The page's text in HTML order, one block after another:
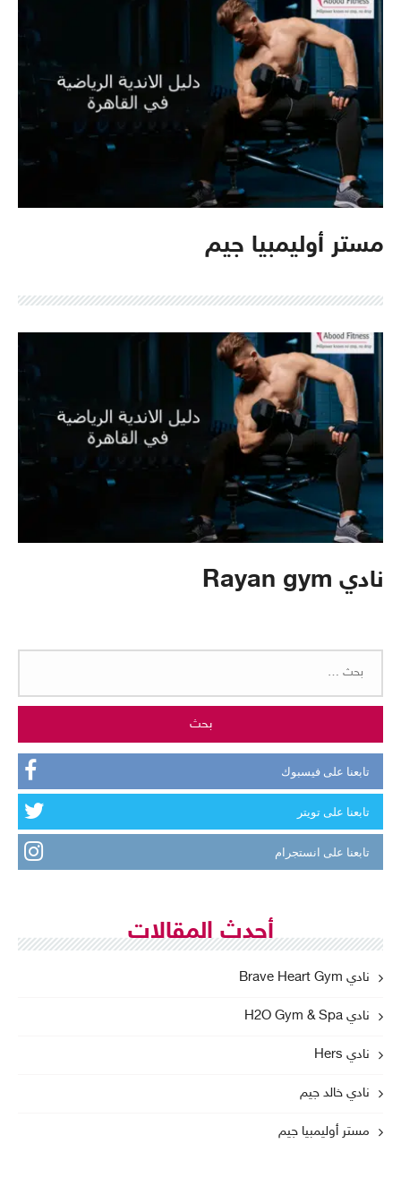
مستر أوليمبيا جيم
نادي Rayan gym
تابعنا على فيسبوك
تابعنا على تويتر
تابعنا على انستجرام
أحدث المقالات
نادي Brave Heart Gym
نادي H2O Gym & Spa
نادي Hers
نادي خالد جيم
مستر أوليمبيا جيم